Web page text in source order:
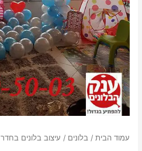
עמוד הבית /בלונים / עיצוב בלונים בחדר